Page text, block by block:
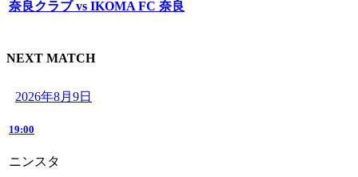
奈良クラブ vs IKOMA FC 奈良
NEXT MATCH
2026年8月9日
19:00
ニンスタ